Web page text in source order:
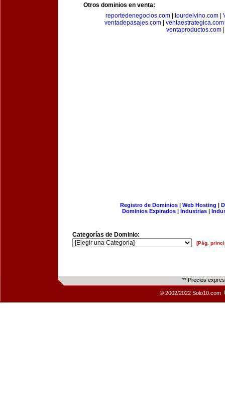
Otros dominios en venta:
reportedenegocios.com| tourdelvino.com|
ventadepasajes.com
ventaestrategica.com
ventaproductos.com
Registro de Dominios| Web Hosting |
Dominios Expirados | Industrias |
Categorías de Dominio:
[Pág.
** Precios
© 2002/2022 Solo10.com